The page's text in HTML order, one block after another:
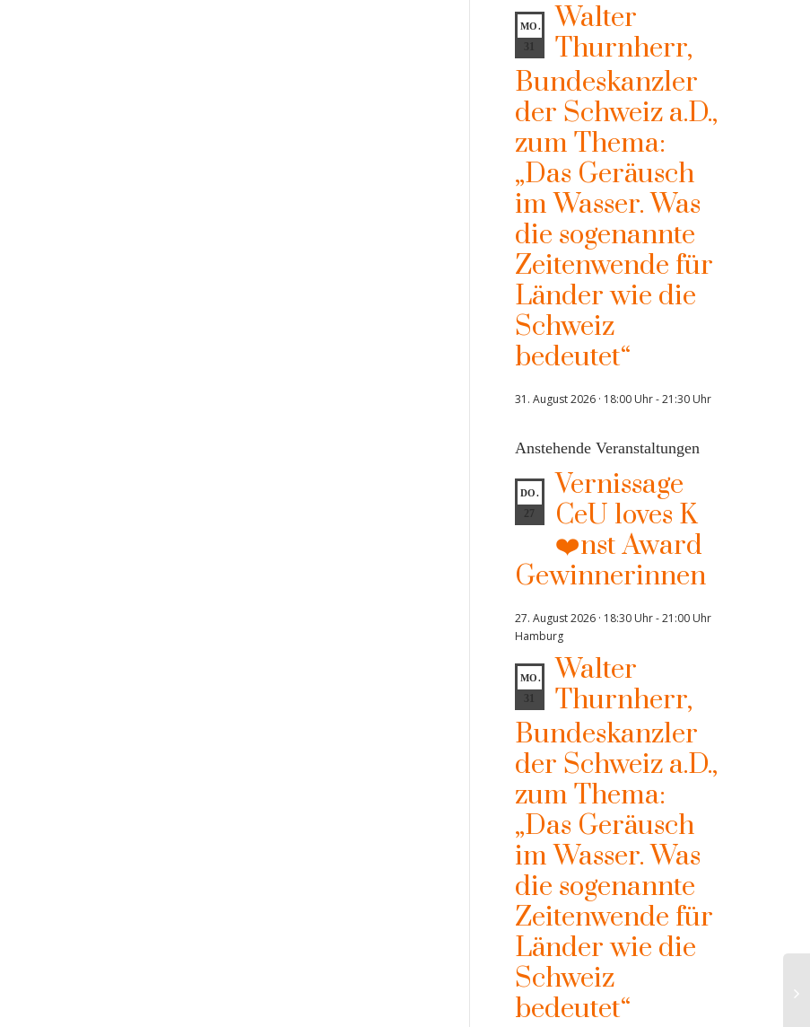
MO.
Walter
Thurnherr,
Bundeskanzler
der Schweiz a.D.,
zum Thema:
„Das Geräusch
im Wasser. Was
die sogenannte
Zeitenwende für
Länder wie die
Schweiz
bedeutet“
31. August 2026 · 18:00 Uhr-21:30 Uhr
Anstehende Veranstaltungen
DO.
27
Vernissage
CeU loves K
❤️nst Award
Gewinnerinnen
27. August 2026 · 18:30 Uhr-21:00 Uhr
Hamburg
MO.
Walter
Thurnherr,
Bundeskanzler
der Schweiz a.D.,
zum Thema:
„Das Geräusch
im Wasser. Was
die sogenannte
Zeitenwende für
Länder wie die
Schweiz
bedeutet“